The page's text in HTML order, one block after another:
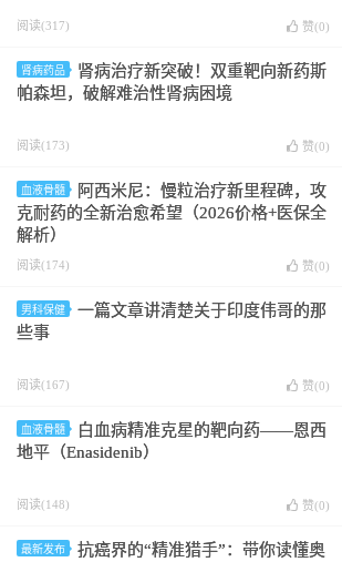
阅读(317) 赞(0)
肾病药品
肾病治疗新突破！双重靶向新药斯
帕森坦，破解难治性肾病困境
阅读(173) 赞(0)
血液骨髓
阿西米尼：慢粒治疗新里程碑，攻
克耐药的全新治愈希望（2026价格+医保全
解析）
阅读(174) 赞(0)
男科保健
一篇文章讲清楚关于印度伟哥的那
些事
阅读(167) 赞(0)
血液骨髓
白血病精准克星的靶向药——恩西
地平（Enasidenib）
阅读(148) 赞(0)
最新发布
抗癌界的“精准猎手”：带你读懂奥